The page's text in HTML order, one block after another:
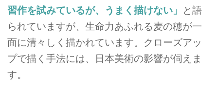
習作を試みているが、うまく描けない」
と語
られていますが、生命力あふれる麦の穂が一
面に清々しく描かれています。クローズアッ
プで描く手法には、日本美術の影響が伺えま
す。